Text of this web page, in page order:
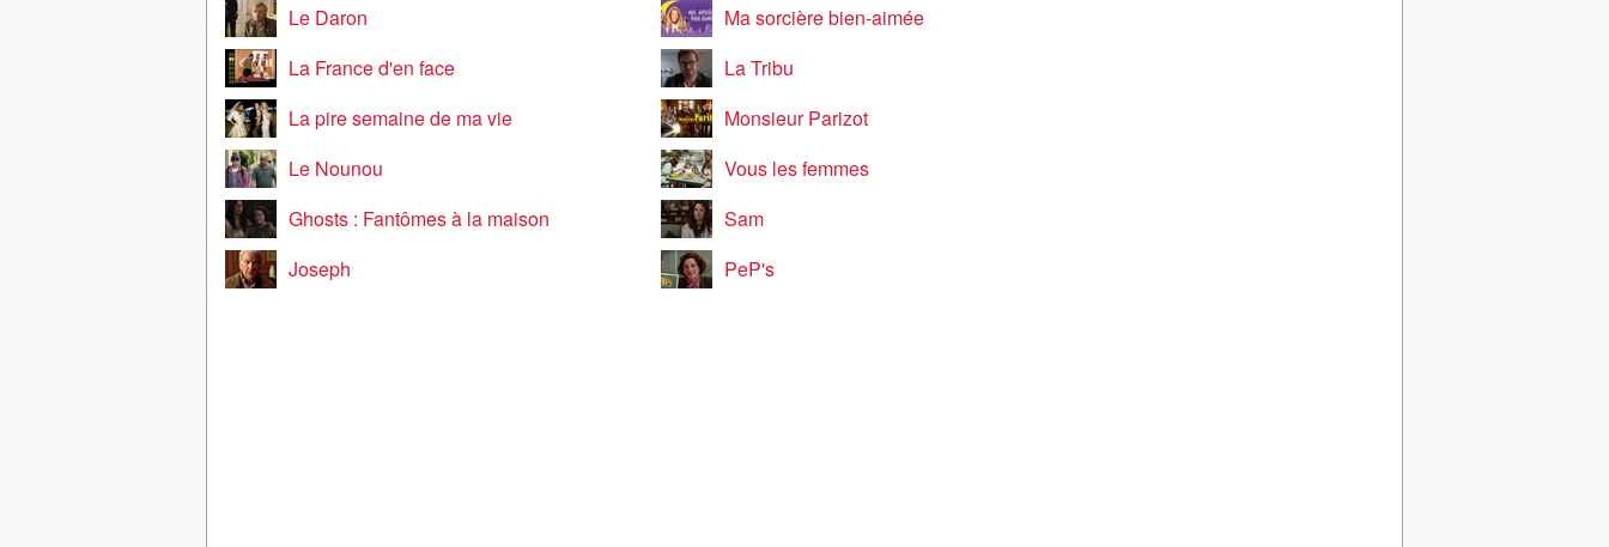
Le Daron
Ma sorcière bien-aimée
La France d'en face
La Tribu
La pire semaine de ma vie
Monsieur Parizot
Le Nounou
Vous les femmes
Ghosts : Fantômes à la maison
Sam
Joseph
PeP's